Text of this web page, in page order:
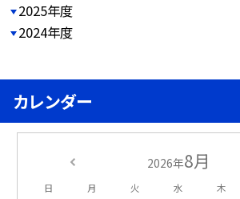
2025年度
2024年度
カレンダー
2026年8月
日 月 火 水 木